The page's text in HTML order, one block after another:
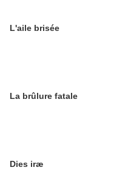
L'aile brisée
La brûlure fatale
Dies iræ